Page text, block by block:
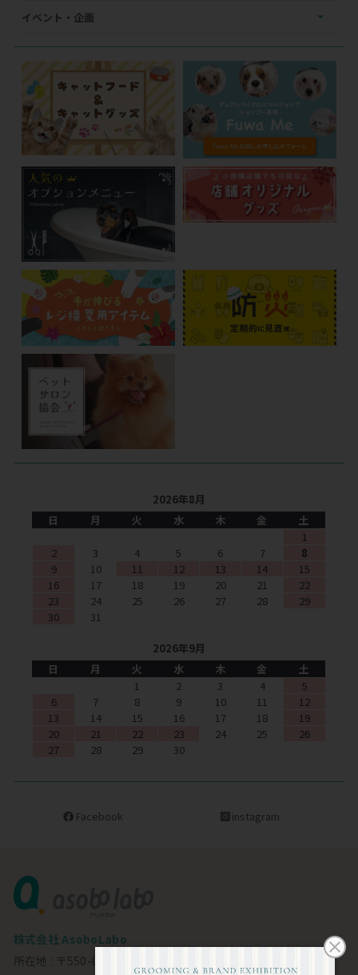
イベント・企画
2026年8月
日
月 火 水 木 金
土
1
2
3 4 5 6 7
8
9
10 11 12 13 14
15
16
17 18 19 20 21
22
23
24 25 26 27 28
29
30
31
2026年9月
日
月 火 水 木 金
土
1
2 3 4
5
6
7 8 9 10 11
12
13
14 15 16 17 18
19
20
21 22 23 24 25
26
27
28 29 30
Facebook instagram
株式会社 AsoboLabo
所在地 : 〒550-0002 大阪市西区江戸堀1-23-11 6F